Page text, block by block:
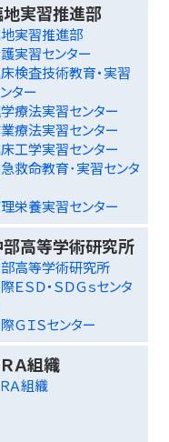
地実習推進部
実習推進部
実習センター
検査技術教育・実習
ター
療法実習センター
療法実習センター
工学実習センター
救命教育･実習センタ
栄養実習センター
部高等学術研究所
高等学術研究所
ＥＳＤ・ＳＤＧｓセンタ
ＧＩＳセンター
Ａ組織
Ａ組織